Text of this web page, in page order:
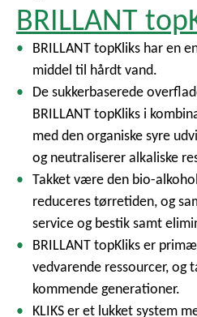
BRILLANT
BRILLANT topKliks har en
middel til hårdt vand.
De sukkerbaserede
BRILLANT topKliks i
med den organiske syre
og neutraliserer alkaliske
Takket være den bio-
reduceres tørretiden, og
service og bestik samt
BRILLANT topKliks er
vedvarende ressourcer, og
kommende generationer.
KLIKS er et lukket system